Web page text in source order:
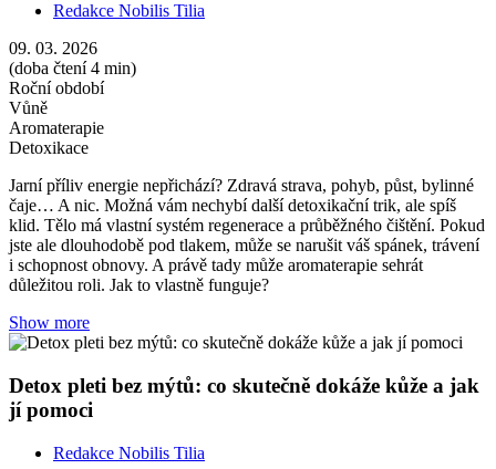
Redakce Nobilis Tilia
09. 03. 2026
(doba čtení 4 min)
Roční období
Vůně
Aromaterapie
Detoxikace
Jarní příliv energie nepřichází? Zdravá strava, pohyb, půst, bylinné
čaje… A nic. Možná vám nechybí další detoxikační trik, ale spíš
klid. Tělo má vlastní systém regenerace a průběžného čištění. Pokud
jste ale dlouhodobě pod tlakem, může se narušit váš spánek, trávení
i schopnost obnovy. A právě tady může aromaterapie sehrát
důležitou roli. Jak to vlastně funguje?
Show more
Detox pleti bez mýtů: co skutečně dokáže kůže a jak
jí pomoci
Redakce Nobilis Tilia